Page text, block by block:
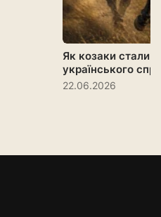
Як козаки стали
українського
22.06.2026